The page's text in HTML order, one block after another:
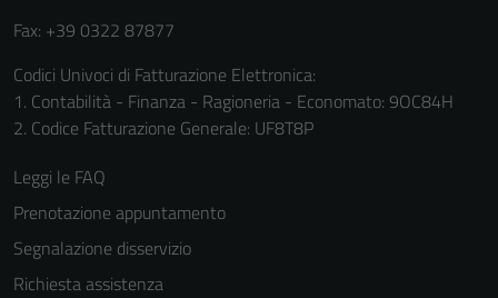
Fax: +39 0322 87877
Codici Univoci di Fatturazione Elettronica:
1. Contabilità - Finanza - Ragioneria - Economato: 9OC84H
2. Codice Fatturazione Generale: UF8T8P
Leggi le FAQ
Prenotazione appuntamento
Segnalazione disservizio
Richiesta assistenza